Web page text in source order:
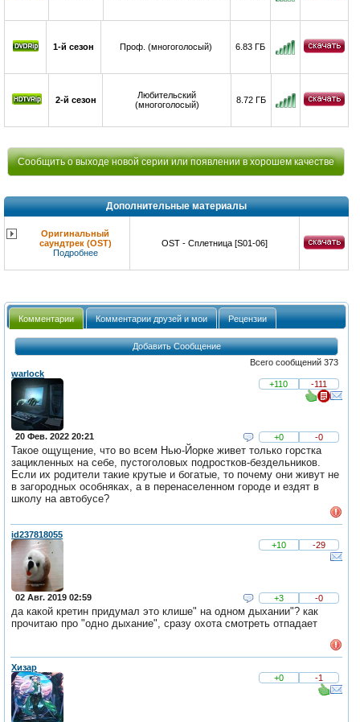
1-й сезон Проф. (многоголосый) 6.83 ГБ
2-й сезон
Любительский
(многоголосый)
8.72 ГБ
Сообщить о выходе новой серии или появлении в хорошем качестве
Дополнительные материалы
Оригинальный
саундтрек (OST)
Подробнее
OST - Сплетница [S01-06]
Комментарии Комментарии друзей и мои Рецензии
Добавить Сообщение
Всего сообщений 373
warlock
+110
-111
20 Фев. 2022 20:21 +0 -0
Такое ощущение, что во всем Нью-Йорке живет только горстка
зацикленных на себе, пустоголовых подростков-бездельников.
Если их родители такие крутые и богатые, то почему они живут не
в загородных особняках, а в перенаселенном городе и ездят в
школу на автобусе?
id237818055
+10
-29
02 Авг. 2019 02:59 +3 -0
да какой кретин придумал это клише" на одном дыхании"? как
прочитаю про "одно дыхание", сразу охота смотреть отпадает
Хизар
+0
-1